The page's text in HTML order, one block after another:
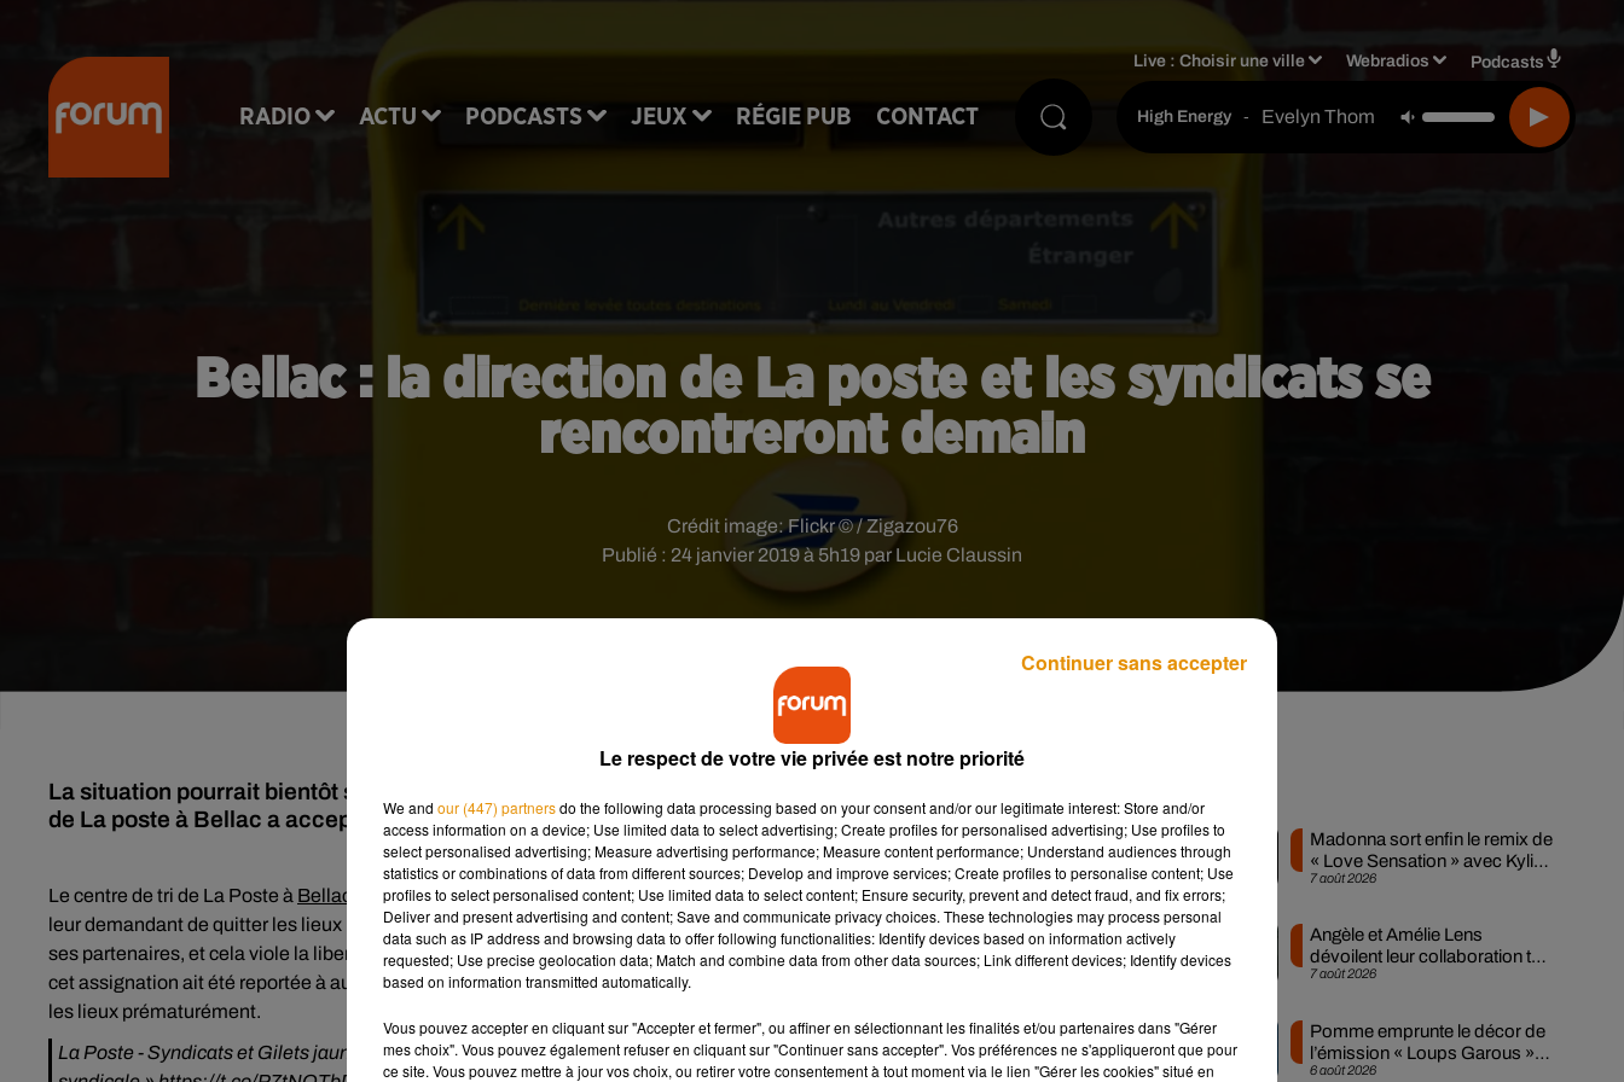
RADIO ACTU PODCASTS JEUX RÉGIE PUB CONTACT
Live :Choisir une ville Webradios Podcasts
High Energy - Evelyn Thomas
Bellac : la direction de La poste et les syndicats se
rencontreront demain
Publié : 24 janvier 2019 à 5h19 par Lucie Claussin
Crédit image:Flickr © / Zigazou76
La situation pourrait bientôt s'apaiser à Bellac en Haute-Vienne, puisque la direction du centre de tri
de La poste à Bellac a accepté de rencontrer demain les manifestants qui bloquaient le site.
Le centre de tri de La Poste à Bellac
ne sera pas bloqué aujourd’hui. Hier, les manifestants ont reçu l’assignation du tribunal
leur demandant de quitter les lieux pour différentes raisons. En effet, ce mouvement entrave au commerce de La Poste et
ses partenaires, et cela viole la liberté de travail des non grévistes et de la libre circulation des biens et personne. Bien que
cet assignation ait été reportée à aujourd'hui 11 heures, les gilets jaunes de Saint-Junien et de Bellac ont décidé de quitter
les lieux prématurément.
La Poste - Syndicats et Gilets jaunes occupent l'entrée du centre de tri de Bellac pour dénoncer une « discrimination
7 août 2026
Madonna sort enfin le remix de
« Love Sensation » avec Kylie
Minogue
7 août 2026
Angèle et Amélie Lens
dévoilent leur collaboration tant
attendue
6 août 2026
Pomme emprunte le décor de
l’émission « Loups Garous »
pour son...
Le respect de votre vie privée est notre priorité
We and our (447) partnersdo the following data processing based on your consent and/or our legitimate interest: Store and/or
access information on a device; Use limited data to select advertising; Create profiles for personalised advertising; Use profiles to
select personalised advertising; Measure advertising performance; Measure content performance; Understand audiences through
statistics or combinations of data from different sources; Develop and improve services; Create profiles to personalise content; Use
profiles to select personalised content; Use limited data to select content; Ensure security, prevent and detect fraud, and fix errors;
Deliver and present advertising and content; Save and communicate privacy choices. These technologies may process personal
data such as IP address and browsing data to offer following functionalities: Identify devices based on information actively
requested; Use precise geolocation data; Match and combine data from other data sources; Link different devices; Identify devices
based on information transmitted automatically.
Vous pouvez accepter en cliquant sur "Accepter et fermer", ou affiner en sélectionnant les finalités et/ou partenaires dans "Gérer
mes choix". Vous pouvez également refuser en cliquant sur "Continuer sans accepter". Vos préférences ne s'appliqueront que pour
ce site. Vous pouvez mettre à jour vos choix, ou retirer votre consentement à tout moment via le lien "Gérer les cookies" situé en
Continuer sans accepter